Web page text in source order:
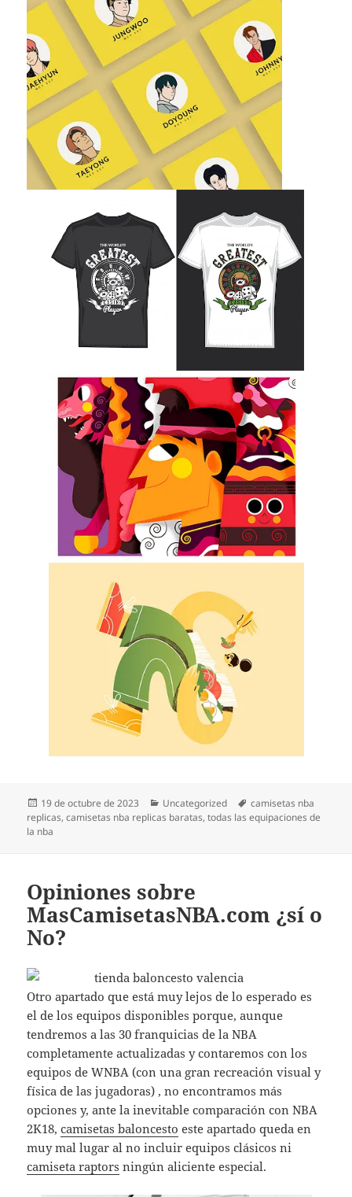
Publicado
el
19 de octubre de 2023 Categorías
Uncategorized Etiquetas
camisetas nba
replicas,camisetas nba replicas baratas,todas las equipaciones de
la nba
Opiniones sobre
MasCamisetasNBA.com ¿sí o
No?
Otro apartado que está muy lejos de lo esperado es
el de los equipos disponibles porque, aunque
tendremos a las 30 franquicias de la NBA
completamente actualizadas y contaremos con los
equipos de WNBA (con una gran recreación visual y
física de las jugadoras) , no encontramos más
opciones y, ante la inevitable comparación con NBA
2K18,camisetas baloncesto este apartado queda en
muy mal lugar al no incluir equipos clásicos ni
camiseta raptors ningún aliciente especial.